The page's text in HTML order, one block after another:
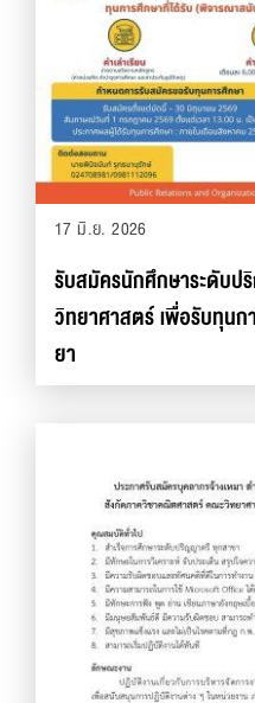
17 มิ.ย. 2026
รับสมัครนักศึกษาระดับ
วิทยาศาสตร์ เพื่อรับทุน
ยา